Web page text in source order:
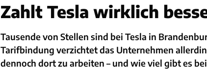
Zahlt Tesla wirklich
Tausende von Stellen sind bei Tesla in
Tarifbindung verzichtet das Unternehmen
dennoch dort zu arbeiten – und wie viel gibt es